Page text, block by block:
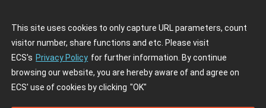
This site uses cookies to only capture URL parameters, count
visitor number, share functions and etc. Please visit
ECS's Privacy Policy for further information. By continue
browsing our website, you are hereby aware of and agree on
ECS' use of cookies by clicking "OK"